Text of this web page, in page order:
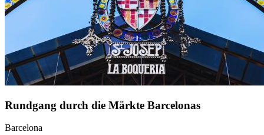
Rundgang durch die Märkte Barcelonas
Barcelona